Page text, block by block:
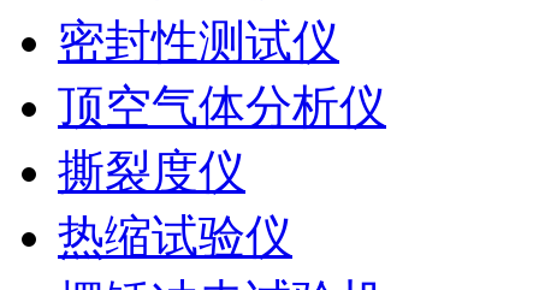
密封性测试仪
顶空气体分析仪
撕裂度仪
热缩试验仪